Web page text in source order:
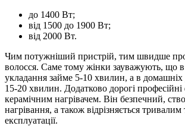
до 1400 Вт;
від 1500 до 1900 Вт;
від 2000 Вт.
Чим потужніший пристрій, тим швидше
волосся. Саме тому жінки зауважують, що в
укладання займе 5-10 хвилин, а в домашніх
15-20 хвилин. Додатково дорогі
керамічним нагрівачем. Він безпечний,
нагрівання, а також відрізняється
експлуатації.